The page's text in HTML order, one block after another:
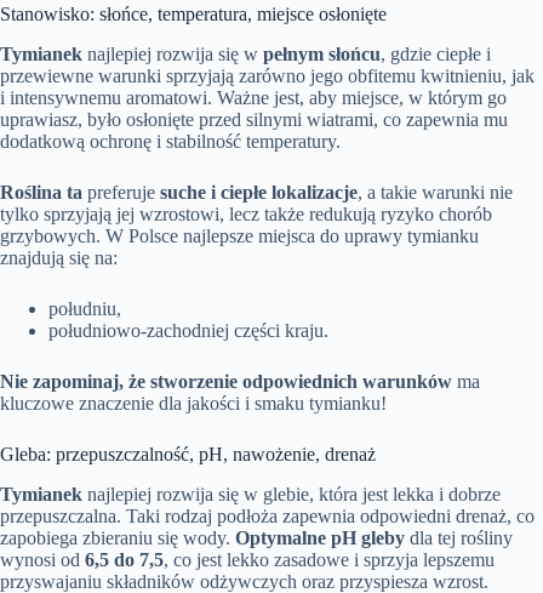
Stanowisko: słońce, temperatura, miejsce osłonięte
Tymianek najlepiej rozwija się w pełnym słońcu, gdzie ciepłe i
przewiewne warunki sprzyjają zarówno jego obfitemu kwitnieniu, jak
i intensywnemu aromatowi. Ważne jest, aby miejsce, w którym go
uprawiasz, było osłonięte przed silnymi wiatrami, co zapewnia mu
dodatkową ochronę i stabilność temperatury.
Roślina ta preferuje suche i ciepłe lokalizacje, a takie warunki nie
tylko sprzyjają jej wzrostowi, lecz także redukują ryzyko chorób
grzybowych. W Polsce najlepsze miejsca do uprawy tymianku
znajdują się na:
południu,
południowo-zachodniej części kraju.
Nie zapominaj, że stworzenie odpowiednich warunków ma
kluczowe znaczenie dla jakości i smaku tymianku!
Gleba: przepuszczalność, pH, nawożenie, drenaż
Tymianek najlepiej rozwija się w glebie, która jest lekka i dobrze
przepuszczalna. Taki rodzaj podłoża zapewnia odpowiedni drenaż, co
zapobiega zbieraniu się wody. Optymalne pH gleby dla tej rośliny
wynosi od 6,5 do 7,5, co jest lekko zasadowe i sprzyja lepszemu
przyswajaniu składników odżywczych oraz przyspiesza wzrost.